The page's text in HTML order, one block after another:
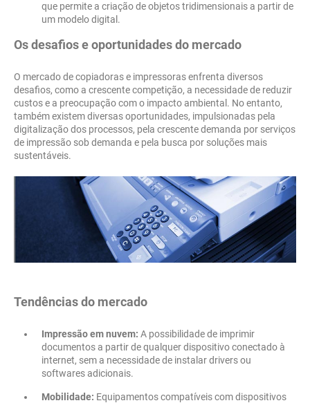
que permite a criação de objetos tridimensionais a partir de
um modelo digital.
Os desafios e oportunidades do mercado
O mercado de copiadoras e impressoras enfrenta diversos
desafios, como a crescente competição, a necessidade de reduzir
custos e a preocupação com o impacto ambiental. No entanto,
também existem diversas oportunidades, impulsionadas pela
digitalização dos processos, pela crescente demanda por serviços
de impressão sob demanda e pela busca por soluções mais
sustentáveis.
Tendências do mercado
Impressão em nuvem: A possibilidade de imprimir
documentos a partir de qualquer dispositivo conectado à
internet, sem a necessidade de instalar drivers ou
softwares adicionais.
Mobilidade: Equipamentos compatíveis com dispositivos